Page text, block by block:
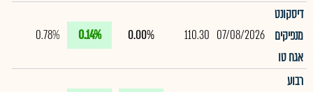
דיסקונט
מנפיקים
אגח טו
07/08/2026
110.30
0.00%
0.14%
0.78%
רבוע